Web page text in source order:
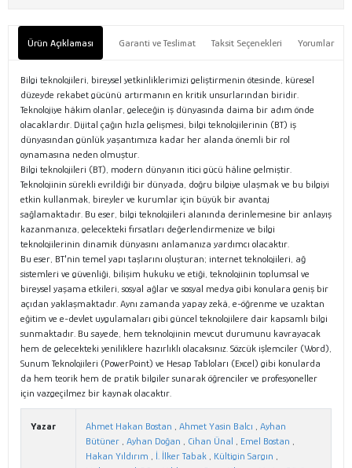
Ürün Açıklaması Garanti ve Teslimat Taksit Seçenekleri Yorumlar
Bilgi teknolojileri, bireysel yetkinliklerimizi geliştirmenin ötesinde, küresel
düzeyde rekabet gücünü artırmanın en kritik unsurlarından biridir.
Teknolojiye hâkim olanlar, geleceğin iş dünyasında daima bir adım önde
olacaklardır. Dijital çağın hızla gelişmesi, bilgi teknolojilerinin (BT) iş
dünyasından günlük yaşantımıza kadar her alanda önemli bir rol
oynamasına neden olmuştur.
Bilgi teknolojileri (BT), modern dünyanın itici gücü hâline gelmiştir.
Teknolojinin sürekli evrildiği bir dünyada, doğru bilgiye ulaşmak ve bu bilgiyi
etkin kullanmak, bireyler ve kurumlar için büyük bir avantaj
sağlamaktadır. Bu eser, bilgi teknolojileri alanında derinlemesine bir anlayış
kazanmanıza, gelecekteki fırsatları değerlendirmenize ve bilgi
teknolojilerinin dinamik dünyasını anlamanıza yardımcı olacaktır.
Bu eser, BT'nin temel yapı taşlarını oluşturan; internet teknolojileri, ağ
sistemleri ve güvenliği, bilişim hukuku ve etiği, teknolojinin toplumsal ve
bireysel yaşama etkileri, sosyal ağlar ve sosyal medya gibi konulara geniş bir
açıdan yaklaşmaktadır. Aynı zamanda yapay zekâ, e-öğrenme ve uzaktan
eğitim ve e-devlet uygulamaları gibi güncel teknolojilere dair kapsamlı bilgi
sunmaktadır. Bu sayede, hem teknolojinin mevcut durumunu kavrayacak
hem de gelecekteki yeniliklere hazırlıklı olacaksınız. Sözcük işlemciler (Word),
Sunum Teknolojileri (PowerPoint) ve Hesap Tabloları (Excel) gibi konularda
da hem teorik hem de pratik bilgiler sunarak öğrenciler ve profesyoneller
için vazgeçilmez bir kaynak olacaktır.
Yazar Ahmet Hakan Bostan , Ahmet Yasin Balcı , Ayhan
Bütüner , Ayhan Doğan , Cihan Ünal , Emel Bostan ,
Hakan Yıldırım , İ. İlker Tabak , Kültigin Sargın ,